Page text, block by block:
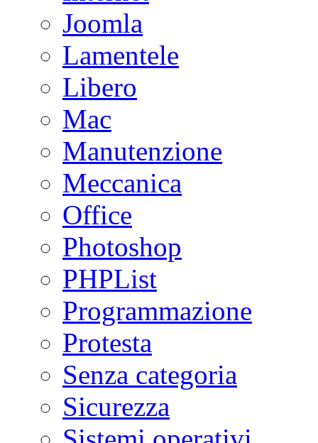
Joomla
Lamentele
Libero
Mac
Manutenzione
Meccanica
Office
Photoshop
PHPList
Programmazione
Protesta
Senza categoria
Sicurezza